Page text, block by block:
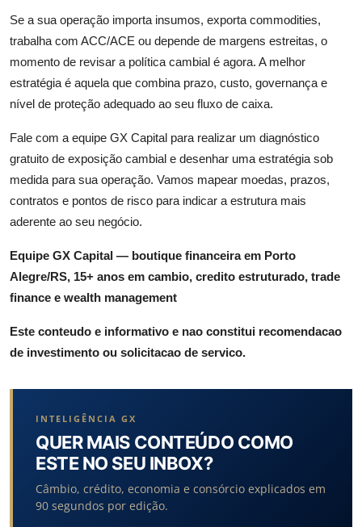
Se a sua operação importa insumos, exporta commodities,
trabalha com ACC/ACE ou depende de margens estreitas, o
momento de revisar a política cambial é agora. A melhor
estratégia é aquela que combina prazo, custo, governança e
nível de proteção adequado ao seu fluxo de caixa.
Fale com a equipe GX Capital para realizar um diagnóstico
gratuito de exposição cambial e desenhar uma estratégia sob
medida para sua operação. Vamos mapear moedas, prazos,
contratos e pontos de risco para indicar a estrutura mais
aderente ao seu negócio.
Equipe GX Capital — boutique financeira em Porto
Alegre/RS, 15+ anos em cambio, credito estruturado, trade
finance e wealth management
Este conteudo e informativo e nao constitui recomendacao
de investimento ou solicitacao de servico.
INTELIGÊNCIA GX
QUER MAIS CONTEÚDO COMO
ESTE NO SEU INBOX?
Câmbio, crédito, economia e consórcio explicados em
90 segundos por edição.